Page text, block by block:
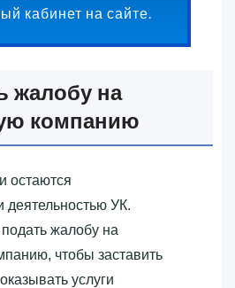
кабинет на сайте.
жалобу на
компанию
остаются
УК.
жалобу на
чтобы заставить
услуги